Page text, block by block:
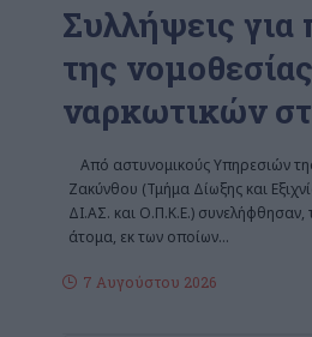
Συλλήψεις για
της
ναρκωτικών
Από αστυνομικούς Υπηρεσιών
Ζακύνθου (Τμήμα Δίωξης και
ΔΙ.ΑΣ. και Ο.Π.Κ.Ε.) συνελήφθησαν,
άτομα, εκ των οποίων…
7 Αυγούστου 2026